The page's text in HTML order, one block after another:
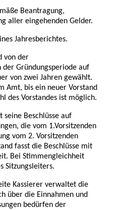
Beantragung,
aller eingehenden Gelder.
Jahresberichtes.
der
Gründungsperiode auf
von zwei Jahren gewählt.
Amt, bis ein neuer Vorstand
des Vorstandes ist möglich.
Beschlüsse auf
die vom 1.Vorsitzenden
vom 2. Vorsitzenden
fasst die Beschlüsse mit
Bei Stimmengleichheit
Sitzungsleiters.
Kassierer verwaltet die
über die Einnahmen und
bedürfen der